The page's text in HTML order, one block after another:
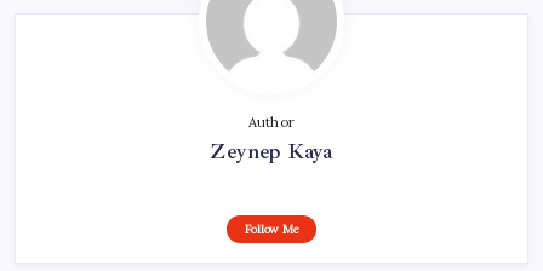
Author
Zeynep Kaya
Follow Me